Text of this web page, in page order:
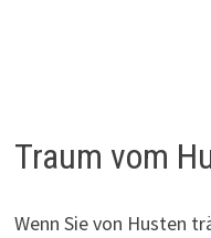
Traum vom
Wenn Sie von Husten